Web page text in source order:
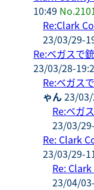
10:49
Re:Clark
23/03/29-
Re:ベガスで
23/03/28-
Re:ベガス
ゃん23/
Re:ベガ
23/03/
Re: Clark
23/03/29-
Re:
23/04/